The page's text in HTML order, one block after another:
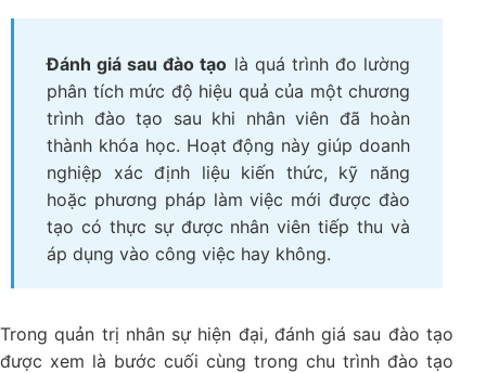
Đánh giá sau đào tạo là quá trình đo lường
phân tích mức độ hiệu quả của một chương
trình đào tạo sau khi nhân viên đã hoàn
thành khóa học. Hoạt động này giúp doanh
nghiệp xác định liệu kiến thức, kỹ năng
hoặc phương pháp làm việc mới được đào
tạo có thực sự được nhân viên tiếp thu và
áp dụng vào công việc hay không.
Trong quản trị nhân sự hiện đại, đánh giá sau đào tạo
được xem là bước cuối cùng trong chu trình đào tạo